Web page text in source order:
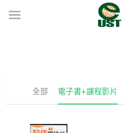
訂閱方案
線上商店
全部 電子書+課程影片
商品分類